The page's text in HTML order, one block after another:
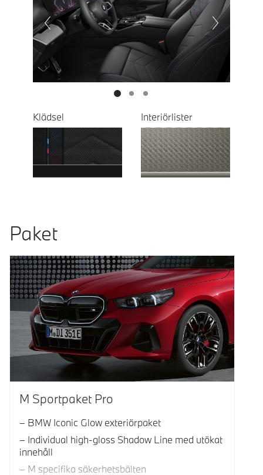
Prevoius
Next
Klädsel Interiörlister
Paket
M Sportpaket Pro
BMW Iconic Glow exteriörpaket
Individual high-gloss Shadow Line med utökat
innehåll
M specifika säkerhetsbälten